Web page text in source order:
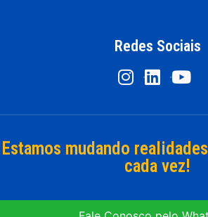
Redes Sociais
Estamos mudando
cada vez!